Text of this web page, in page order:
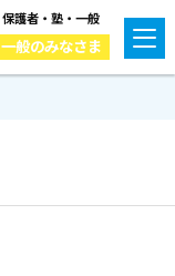
保護者・塾・一般
一般のみなさま